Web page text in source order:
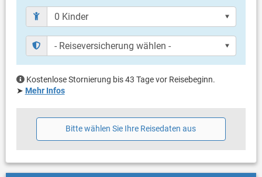
Kostenlose Stornierung bis 43 Tage vor Reisebeginn.
➤ Mehr Infos
Bitte wählen Sie Ihre Reisedaten aus